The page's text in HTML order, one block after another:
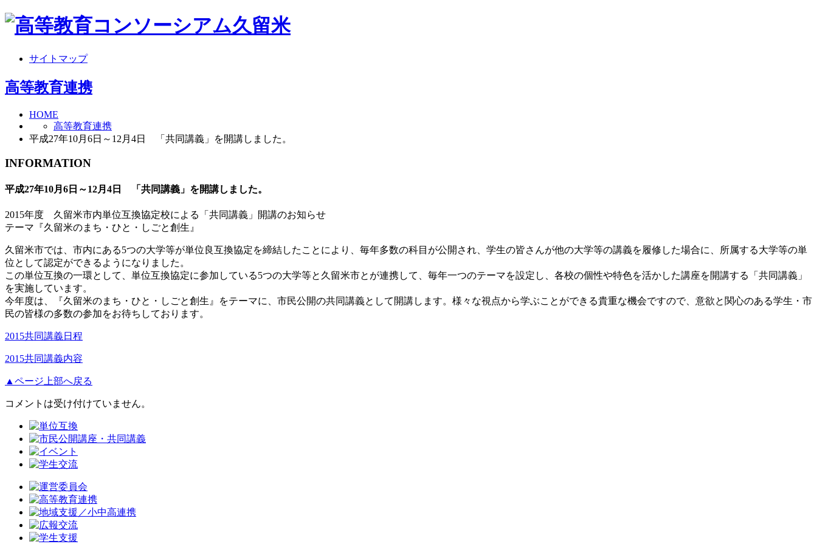
サイトマップ
高等教育連携
HOME
高等教育連携
平成27年10月6日～12月4日 「共同講義」を開講しました。
INFORMATION
平成27年10月6日～12月4日 「共同講義」を開講しました。
2015年度 久留米市内単位互換協定校による「共同講義」開講のお知らせ
テーマ『久留米のまち・ひと・しごと創生』
久留米市では、市内にある5つの大学等が単位良互換協定を締結したことにより、毎年多数の科目が公開され、学生の皆さんが他の大学等の講義を履修した場合に、所属する大学等の単
位として認定ができるようになりました。
この単位互換の一環として、単位互換協定に参加している5つの大学等と久留米市とが連携して、毎年一つのテーマを設定し、各校の個性や特色を活かした講座を開講する「共同講義」
を実施しています。
今年度は、『久留米のまち・ひと・しごと創生』をテーマに、市民公開の共同講義として開講します。様々な視点から学ぶことができる貴重な機会ですので、意欲と関心のある学生・市
民の皆様の多数の参加をお待ちしております。
2015共同講義日程
2015共同講義内容
▲ページ上部へ戻る
コメントは受け付けていません。